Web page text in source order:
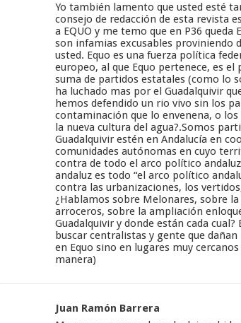
Yo también lamento que usted esté
consejo de redacción de esta revista
a EQUO y me temo que en P36 queda
son infamias excusables proviniendo
usted. Equo es una fuerza política
europeo, al que Equo pertenece, es
suma de partidos estatales (como lo
ha luchado mas por el Guadalquivir
hemos defendido un rio vivo sin los
contaminación que lo envenena, o
la nueva cultura del agua?.Somos
Guadalquivir estén en Andalucía en
comunidades autónomas en cuyo
contra de todo el arco político
andaluz es todo “el arco político
contra las urbanizaciones, los
¿Hablamos sobre Melonares, sobre
arroceros, sobre la ampliación
Guadalquivir y donde están cada
buscar centralistas y gente que
en Equo sino en lugares muy
manera)
Juan Ramón Barrera